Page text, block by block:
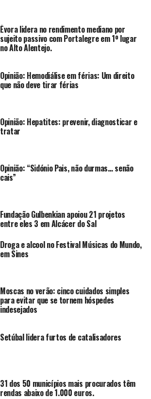
Évora lidera no rendimento mediano por
sujeito passivo com Portalegre em 1º lugar
no Alto Alentejo.
Opinião: Hemodiálise em férias: Um direito
que não deve tirar férias
Opinião: Hepatites: prevenir, diagnosticar e
tratar
Opinião: “Sidónio Pais, não durmas… senão
cais”
Fundação Gulbenkian apoiou 21 projetos
entre eles 3 em Alcácer do Sal
Droga e alcool no Festival Músicas do Mundo,
em Sines
Moscas no verão: cinco cuidados simples
para evitar que se tornem hóspedes
indesejados
Setúbal lidera furtos de catalisadores
31 dos 50 municípios mais procurados têm
rendas abaixo de 1.000 euros.